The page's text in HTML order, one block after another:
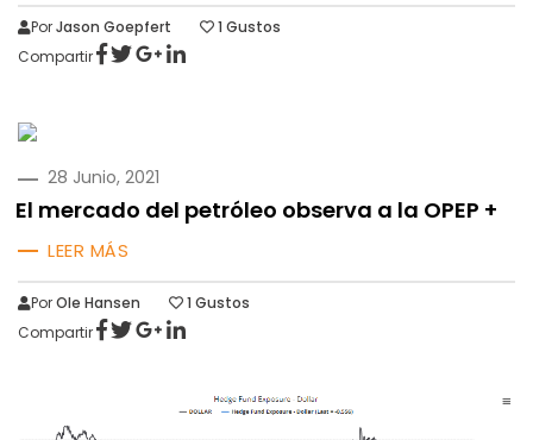
PorJason Goepfert 1 Gustos
Compartir
PUBLICADO
28 Junio, 2021
El mercado del petróleo observa a la OPEP +
LEER MÁS
PorOle Hansen 1 Gustos
Compartir